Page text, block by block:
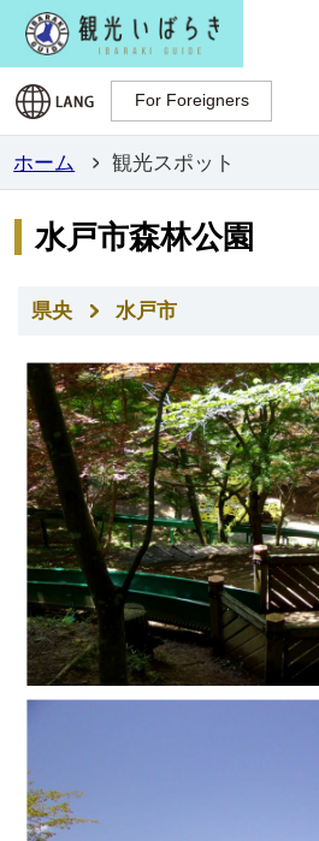
For Foreigners
For Foreigners
ホーム 観光スポット
水戸市森林公園
県央 水戸市